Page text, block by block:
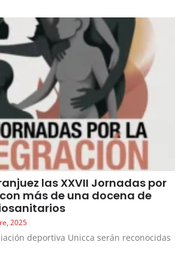
las XXVII Jornadas por
más de una docena de
2025
deportiva Unicca serán reconocidas